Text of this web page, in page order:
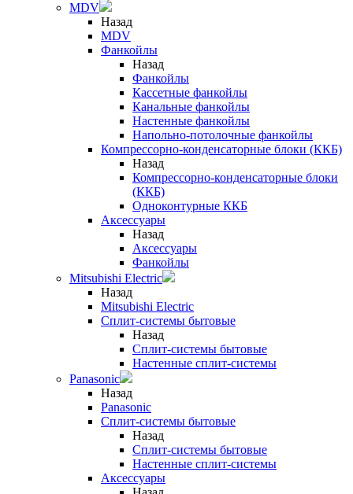
MDV
Назад
MDV
Фанкойлы
Назад
Фанкойлы
Кассетные фанкойлы
Канальные фанкойлы
Настенные фанкойлы
Напольно-потолочные фанкойлы
Компрессорно-конденсаторные блоки (ККБ)
Назад
Компрессорно-конденсаторные блоки
(ККБ)
Одноконтурные ККБ
Аксессуары
Назад
Аксессуары
Фанкойлы
Mitsubishi Electric
Назад
Mitsubishi Electric
Сплит-системы бытовые
Назад
Сплит-системы бытовые
Настенные сплит-системы
Panasonic
Назад
Panasonic
Сплит-системы бытовые
Назад
Сплит-системы бытовые
Настенные сплит-системы
Аксессуары